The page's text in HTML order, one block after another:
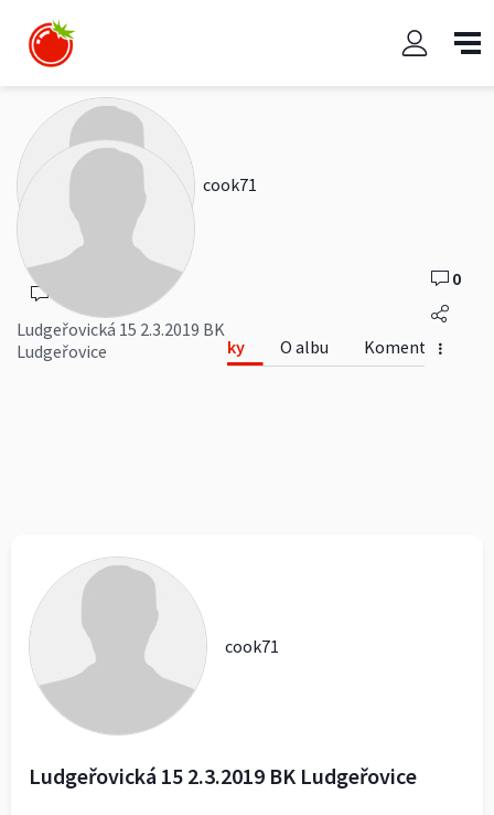
Ludgeřovická 15 2.3.2019 BK
Ludgeřovice
cook71
0
Ludgeřovická 15 2.3.2019 BK
Ludgeřovice
Fotky O albu Komentáře
0
cook71
Ludgeřovická 15 2.3.2019 BK Ludgeřovice